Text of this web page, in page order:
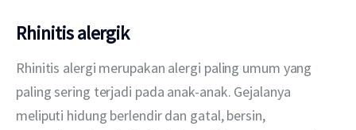
Rhinitis alergik
Rhinitis alergi merupakan alergi paling umum yang
paling sering terjadi pada anak-anak. Gejalanya
meliputi hidung berlendir dan gatal, bersin,